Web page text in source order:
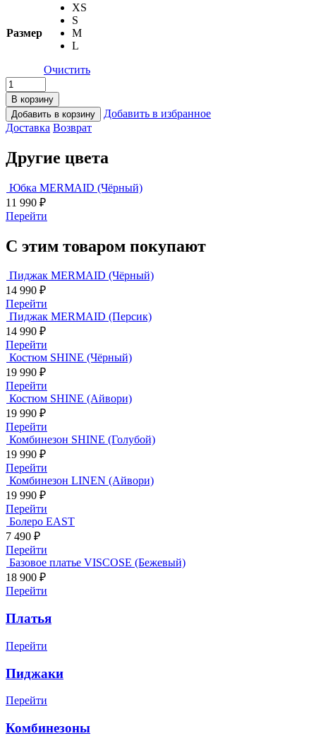
Размер
XS
S
M
L
Очистить
В корзину
Добавить в корзину
Добавить в избранное
Доставка Возврат
Другие цвета
Юбка MERMAID (Чёрный)
11 990 ₽
Перейти
С этим товаром покупают
Пиджак MERMAID (Чёрный)
14 990 ₽
Перейти
Пиджак MERMAID (Персик)
14 990 ₽
Перейти
Костюм SHINE (Чёрный)
19 990 ₽
Перейти
Костюм SHINE (Айвори)
19 990 ₽
Перейти
Комбинезон SHINE (Голубой)
19 990 ₽
Перейти
Комбинезон LINEN (Айвори)
19 990 ₽
Перейти
Болеро EAST
7 490 ₽
Перейти
Базовое платье VISCOSE (Бежевый)
18 900 ₽
Перейти
Платья
Перейти
Пиджаки
Перейти
Комбинезоны